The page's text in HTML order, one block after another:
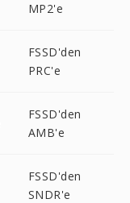
MP2'e
FSSD'den
PRC'e
FSSD'den
AMB'e
FSSD'den
SNDR'e